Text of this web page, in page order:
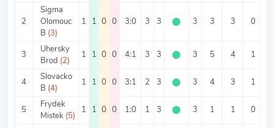
2
Sigma
Olomouc
B (3)
1 1 0 0 3:0 3 3 ⬤ 3 3 3 0
3
Uhersky
Brod (2)
1 1 0 0 4:1 3 3 ⬤ 3 5 4 1
4
Slovacko
B (4)
1 1 0 0 3:1 2 3 ⬤ 3 4 3 1
5
Frydek
Mistek (5)
1 1 0 0 1:0 1 3 ⬤ 3 1 1 0